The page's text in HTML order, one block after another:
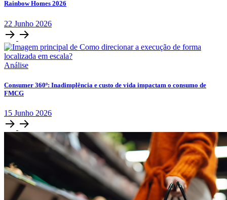
Rainbow Homes 2026
22 Junho 2026
Análise
Consumer 360º: Inadimplência e custo de vida impactam o consumo de
FMCG
15 Junho 2026